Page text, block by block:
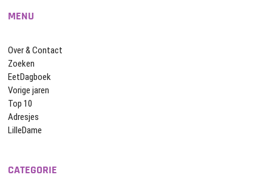
MENU
Over & Contact
Zoeken
EetDagboek
Vorige jaren
Top 10
Adresjes
LilleDame
CATEGORIE